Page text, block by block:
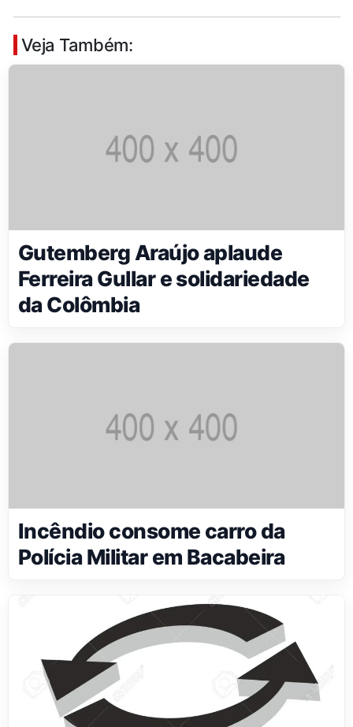
Veja Também:
Gutemberg Araújo aplaude
Ferreira Gullar e solidariedade
da Colômbia
Incêndio consome carro da
Polícia Militar em Bacabeira